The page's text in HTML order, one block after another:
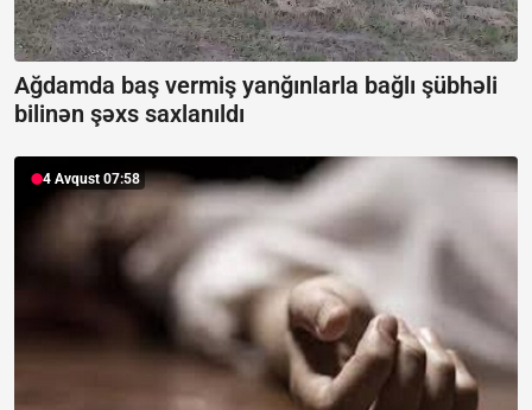
Ağdamda baş vermiş yanğınlarla bağlı şübhəli
bilinən şəxs saxlanıldı
4 Avqust 07:58